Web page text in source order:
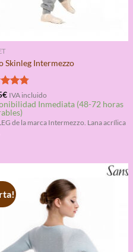
Skinleg Intermezzo
4.75
€ IVA incluido
Inmediata (48-72 horas
de la marca Intermezzo. Lana acrílica